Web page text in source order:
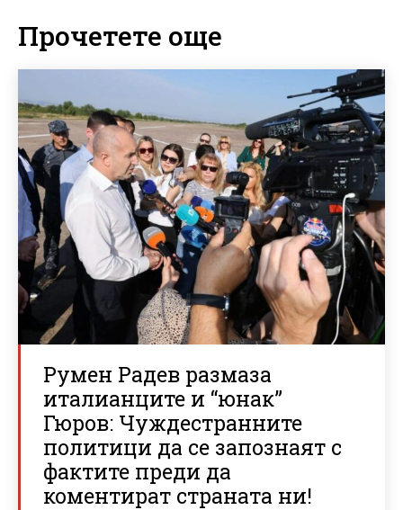
Прочетете още
Румен Радев размаза
италианците и “юнак”
Гюров: Чуждестранните
политици да се запознаят с
фактите преди да
коментират страната ни!